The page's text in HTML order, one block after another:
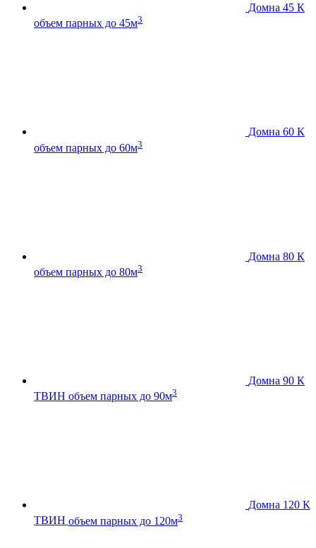
Домна 45 К
объем парных до 45м3
Домна 60 К
объем парных до 60м3
Домна 80 К
объем парных до 80м3
Домна 90 К
ТВИН объем парных до 90м3
Домна 120 К
ТВИН объем парных до 120м3